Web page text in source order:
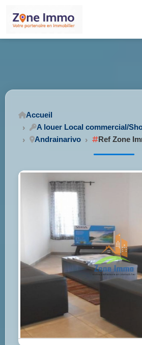
Accueil
A louer Local commercial/
Andrainarivo
Ref Zone